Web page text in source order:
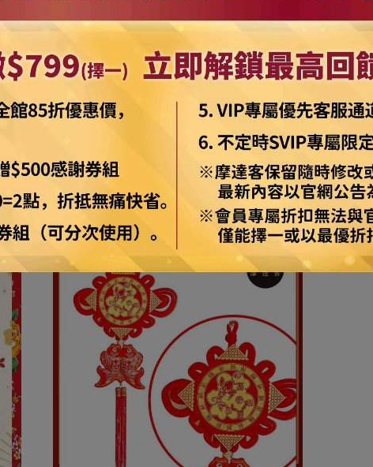
標籤被移除、商品經使用、或拆解以致缺乏完整性及失去再販售